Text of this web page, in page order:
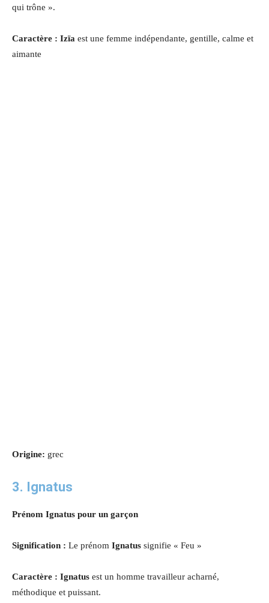
qui trône ».
Caractère : Izïa est une femme indépendante, gentille, calme et
aimante
Origine: grec
3. Ignatus
Prénom Ignatus pour un garçon
Signification : Le prénom Ignatus signifie « Feu »
Caractère : Ignatus est un homme travailleur acharné,
méthodique et puissant.